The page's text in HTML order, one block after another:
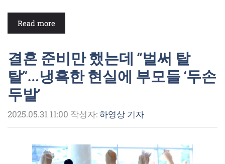
Read more
결혼 준비만 했는데 “벌써 탈
탈”…냉혹한 현실에 부모들 ‘두손
두발’
2025.05.31 11:00 작성자:하영상 기자